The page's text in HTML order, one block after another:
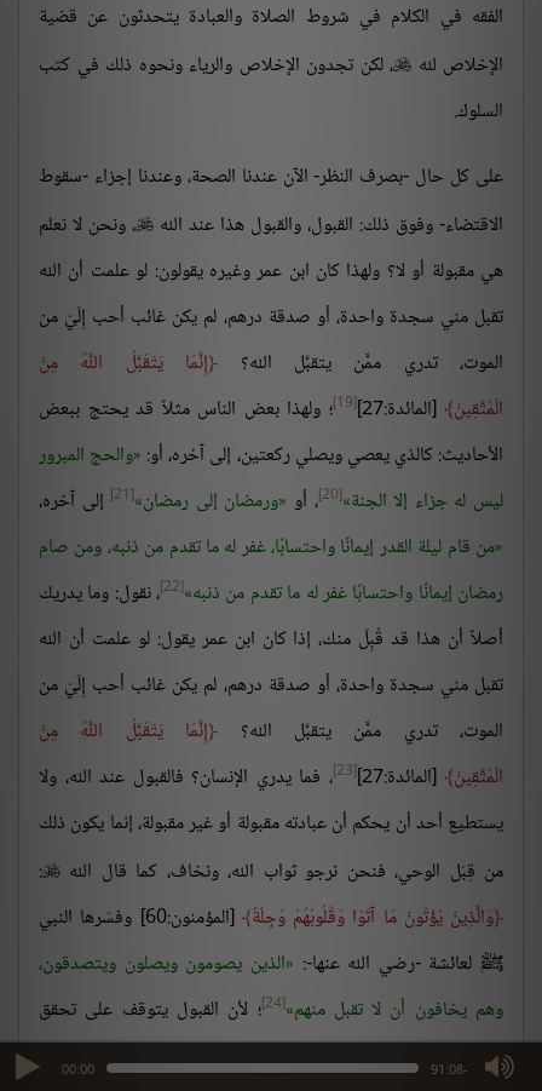
00:00 -91:08
max volume
الفقه في الكلام في شروط الصلاة والعبادة يتحدثون عن قضية
الإخلاص لله ، لكن تجدون الإخلاص والرياء ونحوه ذلك في كتب
السلوك.
على كل حال -بصرف النظر- الآن عندنا الصحة، وعندنا إجزاء -سقوط
الاقتضاء- وفوق ذلك: القبول، والقبول هذا عند الله ، ونحن لا نعلم
هي مقبولة أو لا؟ ولهذا كان ابن عمر وغيره يقولون: لو علمت أن الله
تقبل مني سجدة واحدة، أو صدقة درهم، لم يكن غائب أحب إِلَيّ من
الموت، تدري ممَّن يتقبَّل الله؟
إِنَّمَا يَتَقَبَّلُ اللَّهُ مِنَ
الْمُتَّقِينَ [المائدة:27] [19]
؛ ولهذا بعض الناس مثلاً قد يحتج ببعض
الأحاديث: كالذي يعصي ويصلي ركعتين، إلى آخره، أو: والحج المبرور
ليس له جزاء إلا الجنة [20] ، أو ورمضان إلى رمضان [21]
إلى آخره،
من قام ليلة القدر إيمانًا واحتسابًا، غفر له ما تقدم من ذنبه، ومن صام
رمضان إيمانًا واحتسابًا غفر له ما تقدم من ذنبه [22]
، نقول: وما يدريك
أصلاً أن هذا قد قُبِلَ منك، إذا كان ابن عمر يقول: لو علمت أن الله
تقبل مني سجدة واحدة، أو صدقة درهم، لم يكن غائب أحب إِلَيّ من
الموت، تدري ممَّن يتقبَّل الله؟
إِنَّمَا يَتَقَبَّلُ اللَّهُ مِنَ
الْمُتَّقِينَ [المائدة:27] [23]
، فما يدري الإنسان؟ فالقبول عند الله، ولا
يستطيع أحد أن يحكم أن عبادته مقبولة أو غير مقبولة، إنما يكون ذلك
من قِبَل الوحي، فنحن نرجو ثواب الله، ونخاف، كما قال الله 
:
وَالَّذِينَ يُؤْتُونَ مَا آتَوْا وَقُلُوبُهُمْ وَجِلَةٌ
[المؤمنون:60] وفسّرها النبي
ﷺ لعائشة -رضي الله عنها-: الذين يصومون ويصلون ويتصدقون،
وهم يخافون أن لا تقبل منهم [24]
؛ لأن القبول يتوقف على تحقق
شروط، وانتفاء موانع، فإذًا عندنا القبول مرتبة هذه لا أحد يستطيع أن